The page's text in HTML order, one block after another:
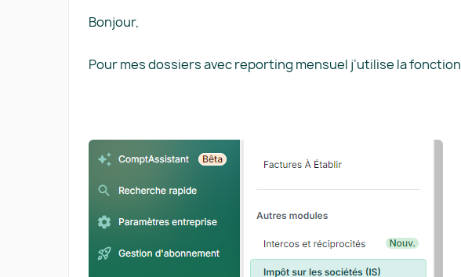
Bonjour,
Pour mes dossiers avec reporting mensuel j‘utilise la fonction